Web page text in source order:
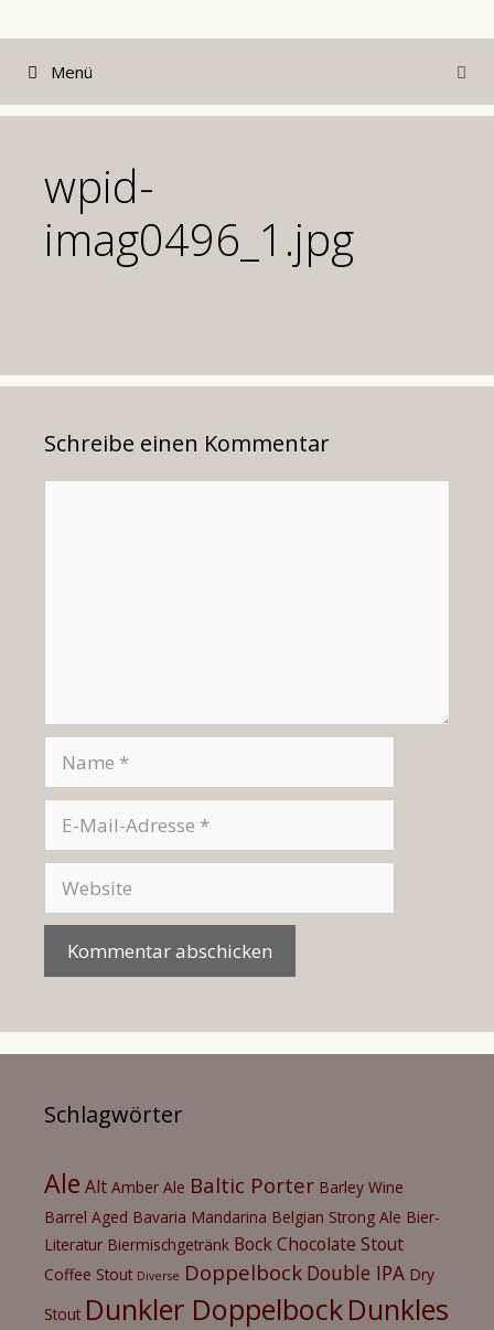
Zum
Inhalt
Menü
wpid-
imag0496_1.jpg
Schreibe einen Kommentar
Mail-
Adresse
Schlagwörter
Ale Alt Amber Ale Baltic Porter Barley Wine
Barrel Aged Bavaria Mandarina Belgian Strong Ale Bier-
Literatur Biermischgetränk BockChocolate Stout
Coffee Stout Diverse Doppelbock Double IPA Dry
Stout Dunkler DoppelbockDunkles